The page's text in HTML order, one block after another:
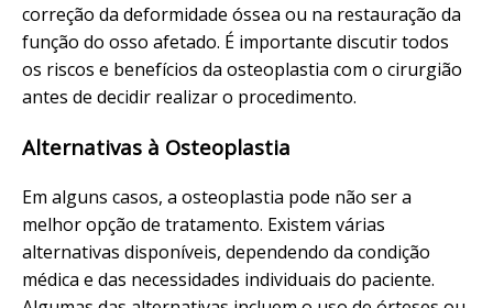
correção da deformidade óssea ou na restauração da
função do osso afetado. É importante discutir todos
os riscos e benefícios da osteoplastia com o cirurgião
antes de decidir realizar o procedimento.
Alternativas à Osteoplastia
Em alguns casos, a osteoplastia pode não ser a
melhor opção de tratamento. Existem várias
alternativas disponíveis, dependendo da condição
médica e das necessidades individuais do paciente.